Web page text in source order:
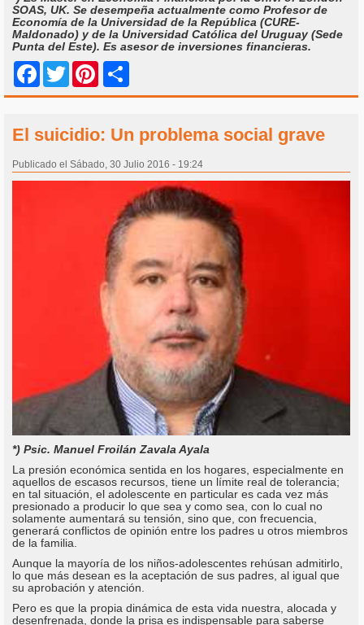
SOAS, UK. Se desempeña actualmente como Profesor de
Economía de la Universidad de la República (CURE-
Maldonado) y de la Universidad Católica del Uruguay (Sede
Punta del Este). Es asesor de inversiones financieras.
Facebook
Twitter Pinterest
El suicidio: Un problema social grave
Publicado el Sábado, 30 Julio 2016 - 19:24
*) Psic. Manuel Froilán Zavala Ayala
La presión económica sentida en los hogares, especialmente en
aquellos de escasos recursos, tiene un límite real de tolerancia;
en tal situación, el adolescente en particular es cada vez más
presionado a producir lo que sea y como sea, con lo cual no
solamente aumentará su tensión, sino que, con frecuencia,
generará conflictos de opinión entre los padres u otros miembros
de la familia.
Aunque la mayoría de los niños-adolescentes rehúsan admitirlo,
lo que más desean es la aceptación de sus padres, al igual que
su aprobación y atención.
Pero es que la propia dinámica de esta vida nuestra, alocada y
desenfrenada, donde la prisa es indispensable para saberse